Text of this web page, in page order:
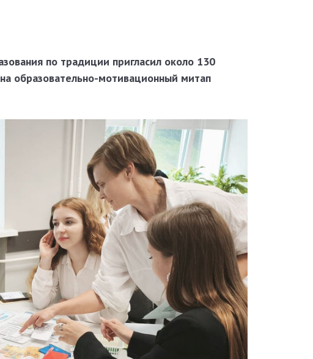
по традиции пригласил около 130
образовательно-мотивационный митап